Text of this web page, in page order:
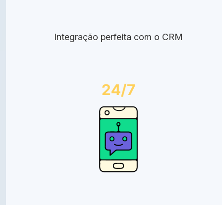
Integração perfeita com o CRM